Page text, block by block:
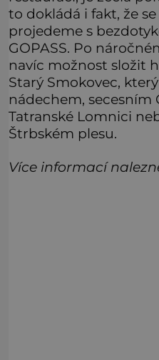
to dokládá i fakt, že
projedeme s
GOPASS. Po
navíc možnost složit
Starý Smokovec,
nádechem, secesním
Tatranské Lomnici
Štrbském plesu.
Více informací